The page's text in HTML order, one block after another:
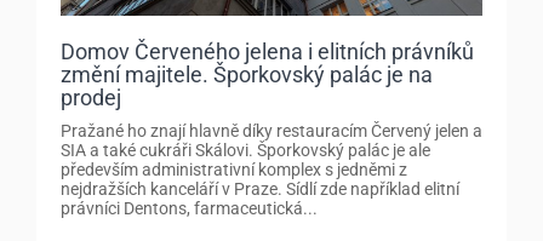
Domov Červeného jelena i elitních právníků
změní majitele. Šporkovský palác je na
prodej
Pražané ho znají hlavně díky restauracím Červený jelen a
SIA a také cukráři Skálovi. Šporkovský palác je ale
především administrativní komplex s jedněmi z
nejdražších kanceláří v Praze. Sídlí zde například elitní
právníci Dentons, farmaceutická...